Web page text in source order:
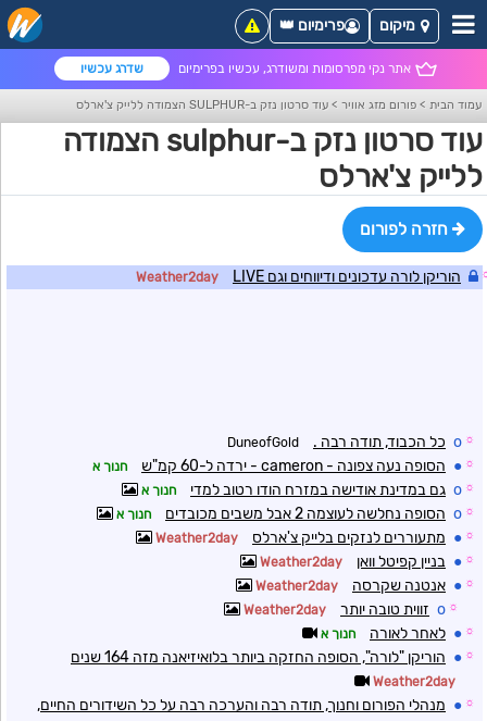
אתר נקי מפרסומות ומשודרג, עכשיו בפרימיום שדרג עכשיו
מיקום פרימיום 👑
עמוד הבית > פורום מזג אוויר > עוד סרטון נזק ב-SULPHUR הצמודה ללייק צ'ארלס
עוד סרטון נזק ב-sulphur הצמודה
ללייק צ'ארלס
חזרה לפורום
הוריקן לורה עדכונים ודיווחים וגם LIVE Weather2day
☼
o כל הכבוד, תודה רבה . DuneofGold
☼
● הסופה נעה צפונה - cameron - ירדה ל-60 קמ"ש חנוך א
☼
o גם במדינת אודישה במזרח הודו רטוב למדי חנוך א
☼
o הסופה נחלשה לעוצמה 2 אבל משבים מכובדים חנוך א
☼
● מתעוררים לנזקים בלייק צ'ארלס Weather2day
☼
● בניין קפיטל וואן Weather2day
☼
● אנטנה שקרסה Weather2day
☼
o זווית טובה יותר Weather2day
☼
● לאחר לאורה חנוך א
☼
● הוריקן "לורה", הסופה החזקה ביותר בלואיזיאנה מזה 164 שנים
Weather2day
☼
● מנהלי הפורום וחנוך, תודה רבה והערכה רבה על כל השידורים החיים,